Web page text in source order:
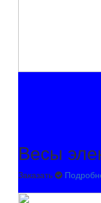
Весы
Заказать